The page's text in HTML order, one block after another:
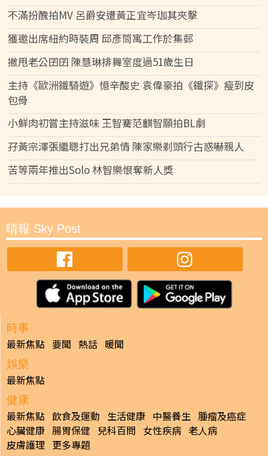
不滿扮醜拍MV 呂爵安遭黃正宜岑珈其夾擊
獲邀出席紐約時裝周 邱彥筒寓工作於集郵
撇甩老公囝囝 陳慧琳排舞室度過51歲生日
主持《歐洲鐵騎遊》憶辛酸史 袁偉豪拍《鐵探》瘦到皮
包骨
小鮮肉初嘗主持滋味 王智騫范麒智願拍BL劇
孖黃宗澤張繼聰打出兄弟情 陳家樂剃頭行古惑嚇親人
苦等兩年推出Solo 林智樂恨奪新人獎
晴報 Sky Post
時事
最新焦點 要聞 熱話 暖聞
娛樂
最新焦點
健康
最新焦點 飲食及運動 生活健康 中醫養生 腫瘤及癌症
心臟健康 腸胃保健 兒科百問 女性疾病 老人病
皮膚護理 更多專題